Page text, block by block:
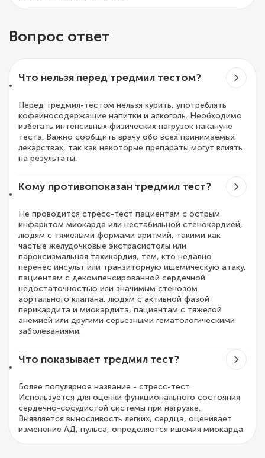
Вопрос ответ
Что нельзя перед тредмил тестом?
Перед тредмил-тестом нельзя курить, употреблять
кофеиносодержащие напитки и алкоголь. Необходимо
избегать интенсивных физических нагрузок накануне
теста. Важно сообщить врачу обо всех принимаемых
лекарствах, так как некоторые препараты могут влиять
на результаты.
Кому противопоказан тредмил тест?
Не проводится стресс-тест пациентам с острым
инфарктом миокарда или нестабильной стенокардией,
людям с тяжелыми формами аритмий, такими как
частые желудочковые экстрасистолы или
пароксизмальная тахикардия, тем, кто недавно
перенес инсульт или транзиторную ишемическую атаку,
пациентам с декомпенсированной сердечной
недостаточностью или значимым стенозом
аортального клапана, людям с активной фазой
перикардита и миокардита, пациентам с тяжелой
анемией или другими серьезными гематологическими
заболеваниями.
Что показывает тредмил тест?
Более популярное название - стресс-тест.
Используется для оценки функционального состояния
сердечно-сосудистой системы при нагрузке.
Выявляется выносливость легких, сердца, оценивает
изменение АД, пульса, определяется ишемия миокарда